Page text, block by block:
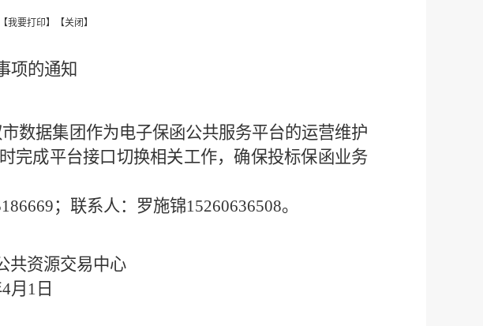
【我要打印】 【关闭】
项的通知
数据集团作为电子保函公共服务平台的运营维护
完成平台接口切换相关工作，确保投标保函业务
；联系人：罗施锦15260636508。
易中心